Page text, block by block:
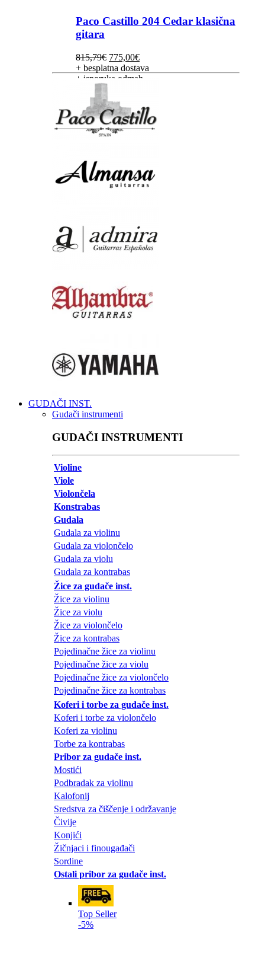
Paco Castillo 204 Cedar klasična
gitara
815,79€ Izvorna
cijena
bila
815,79€.
775,00€Trenutna
cijena
je:
+ besplatna dostava
+ isporuka odmah
GUDAČI INST.
Gudači instrumenti
GUDAČI INSTRUMENTI
Violine
Viole
Violončela
Konstrabas
Gudala
Gudala za violinu
Gudala za violončelo
Gudala za violu
Gudala za kontrabas
Žice za gudače inst.
Žice za violinu
Žice za violu
Žice za violončelo
Žice za kontrabas
Pojedinačne žice za violinu
Pojedinačne žice za violu
Pojedinačne žice za violončelo
Pojedinačne žice za kontrabas
Koferi i torbe za gudače inst.
Koferi i torbe za violončelo
Koferi za violinu
Torbe za kontrabas
Pribor za gudače inst.
Mostići
Podbradak za violinu
Kalofonij
Sredstva za čiščenje i održavanje
Čivije
Konjići
Žičnjaci i finougađači
Sordine
Ostali pribor za gudače inst.
Top Seller
-5%